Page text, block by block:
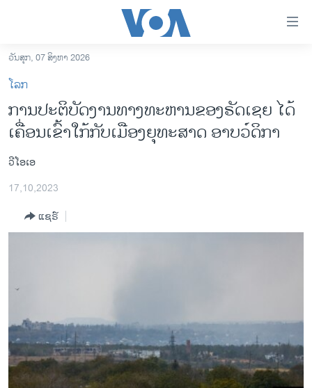
ເຂົ້າ
ຫາ
ຂ້າມ
ຂ້າມ
ຫາ
ຊອກ
ຄົ້ນ
ອາເມຣິກາ
ການເລືອກຕັ້ງ ປະທານາທີບໍດີ ສະຫະລັດ 2024
ໂລກ
ເອເຊຍ
ວິທະຍາສາດ-ເທັກໂນໂລຈີ
ທຸລະກິດ
ພາສາອັງກິດ
ວັນສຸກ, 07 ສິງຫາ 2026
ໂລກ
ການປະຕິບັດງານທາງທະຫານຂອງຣັດເຊຍ ໄດ້
ເຄື່ອນເຂົ້າໃກ້ກັບເມືອງຍຸທະສາດ ອາບວ໌ດິກາ
ວີໂອເອ
17,10,2023
ແຊຣ໌